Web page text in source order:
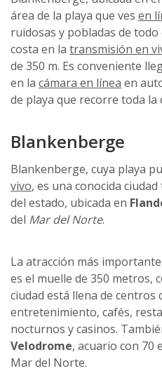
área de la playa que ves en
ruidosas y pobladas de
costa en la transmisión en
de 350 m. Es conveniente
en la cámara en línea en
de playa que recorre toda la
Blankenberge
Blankenberge, cuya playa
vivo, es una conocida
del estado, ubicada en
del Mar del Norte.
La atracción más
es el muelle de 350 metros,
ciudad está llena de centros
entretenimiento, cafés,
nocturnos y casinos.
Velodrome, acuario con 70
Mar del Norte.